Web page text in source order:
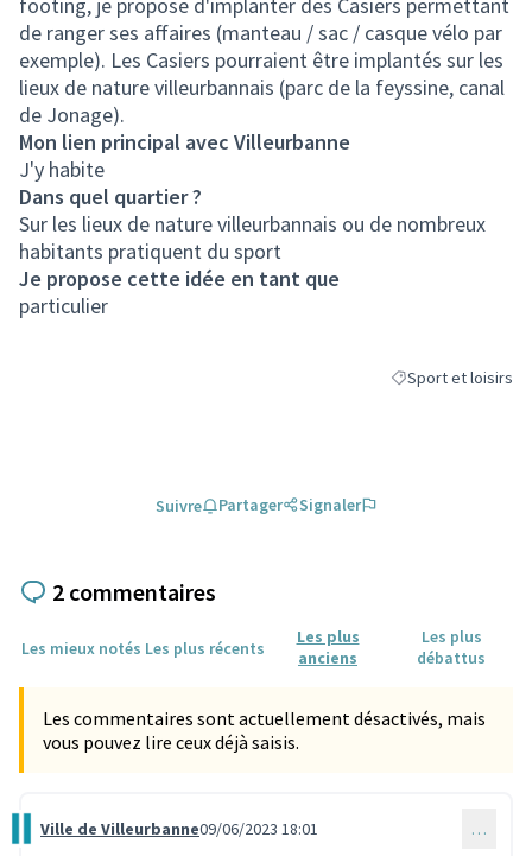
de ranger ses affaires (manteau / sac / casque vélo par
exemple). Les Casiers pourraient être implantés sur les
lieux de nature villeurbannais (parc de la feyssine, canal
de Jonage).
Mon lien principal avec Villeurbanne
J'y habite
Dans quel quartier ?
Sur les lieux de nature villeurbannais ou de nombreux
habitants pratiquent du sport
Je propose cette idée en tant que
particulier
Filtrer les
Sport et loisirs
Suivre Partager Signaler
2 commentaires
Les mieux notés Les plus récents
Les plus
anciens
Les plus
débattus
Les commentaires sont actuellement désactivés, mais
vous pouvez lire ceux déjà saisis.
Commentaire 2673
Ville de Villeurbanne09/06/2023 18:01 …